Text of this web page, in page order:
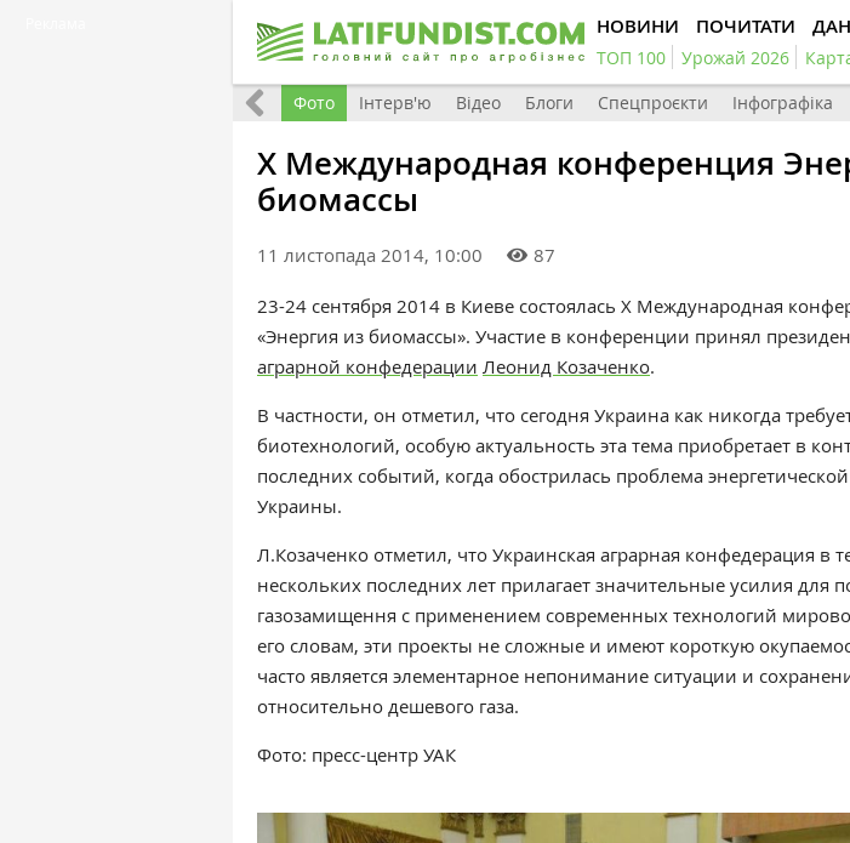
НОВИНИ ПОЧИТАТИ
ТОП 100 Урожай 2026
Всі матеріали Фото Інтерв'ю Відео Блоги Спецпроєкти Інфографіка
X Международная конференция
биомассы
11 листопада 2014, 10:00 87
23-24 сентября 2014 в Киеве состоялась X Международная
«Энергия из биомассы». Участие в конференции принял
аграрной конфедерации Леонид Козаченко.
В частности, он отметил, что сегодня Украина как никогда
биотехнологий, особую актуальность эта тема приобретает в
последних событий, когда обострилась проблема
Украины.
Л.Козаченко отметил, что Украинская аграрная конфедерация в
нескольких последних лет прилагает значительные усилия для
газозамищення с применением современных технологий
его словам, эти проекты не сложные и имеют короткую
часто является элементарное непонимание ситуации и
относительно дешевого газа.
Фото: пресс-центр УАК